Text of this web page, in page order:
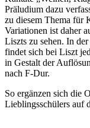
Präludium dazu
zu diesem Thema für
Variationen ist daher
Liszts zu sehen. In
findet sich bei Liszt
in Gestalt der
nach F-Dur.
So ergänzen sich die
Lieblingsschülers auf